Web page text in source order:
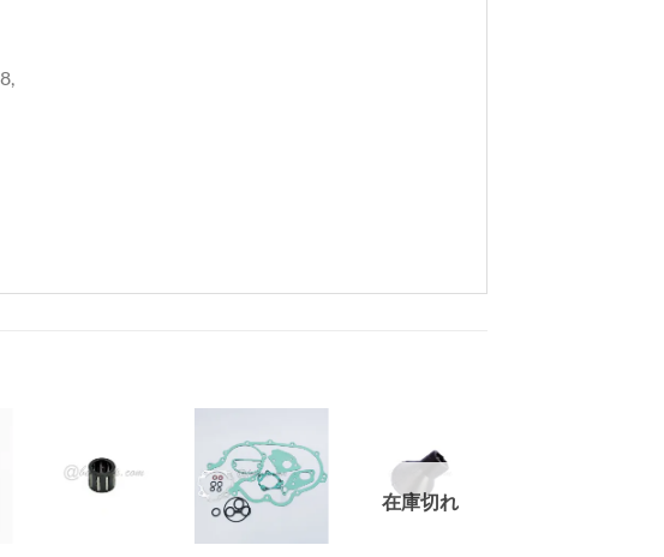
お
お
に
+
お
気
在庫切れ